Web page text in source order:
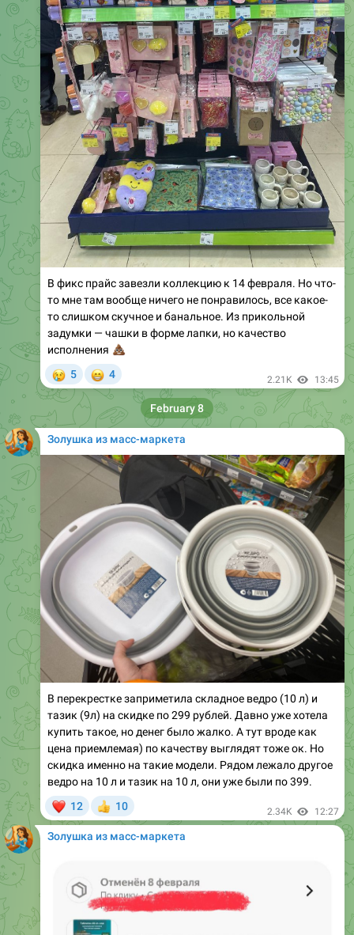
В фикс прайс завезли коллекцию к 14 февраля. Но что-
то мне там вообще ничего не понравилось, все какое-
то слишком скучное и банальное. Из прикольной
задумки — чашки в форме лапки, но качество
исполнения
💩
5 4
Золушка из масс-маркета
В перекрестке заприметила складное ведро (10 л) и
тазик (9л) на скидке по 299 рублей. Давно уже хотела
купить такое, но денег было жалко. А тут вроде как
цена приемлемая) по качеству выглядят тоже ок. Но
скидка именно на такие модели. Рядом лежало другое
ведро на 10 л и тазик на 10 л, они уже были по 399.
12 10 2.34K
Золушка из масс-маркета